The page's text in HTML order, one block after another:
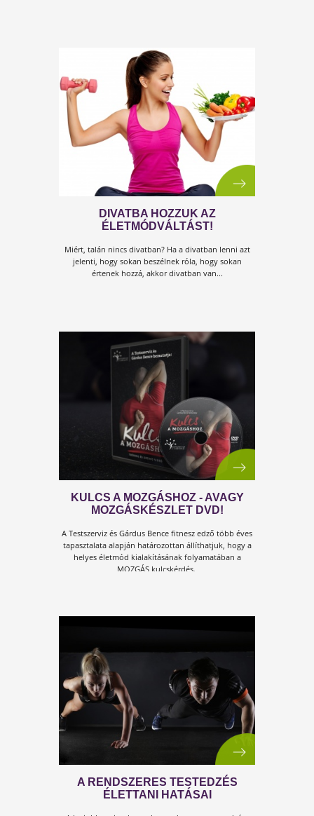
KULCS A TESTHEZ
Hat év és 3000 sikeres ügyféllel végzett konzultáció, -
12.000 kg ledolgozása során szerezett tapasztalataink
alapján számos megfigyelést tettünk, megértést
6. TUDTAD-E? X. SOROZAT